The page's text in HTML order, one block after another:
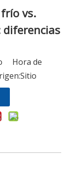
vs.
Hora de
Sitio